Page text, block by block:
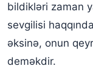
bildikləri zaman
sevgilisi
əksinə, onun
deməkdir.